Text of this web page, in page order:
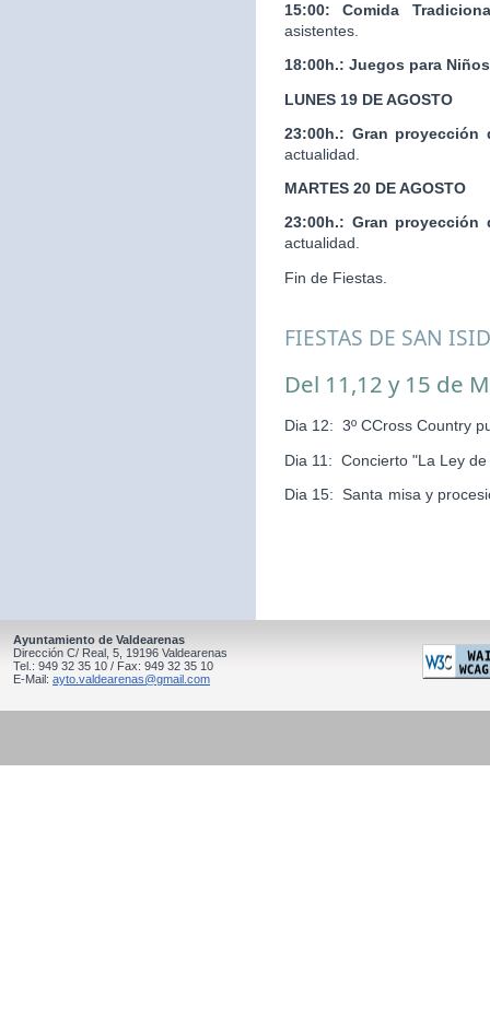
15:00: Comida
asistentes.
18:00h.: Juegos para Niños
LUNES 19 DE AGOSTO
23:00h.: Gran proyección
actualidad.
MARTES 20 DE AGOSTO
23:00h.: Gran proyección
actualidad.
Fin de Fiestas.
FIESTAS DE SAN
Del 11,12 y 15 de
Dia 12: 3º CCross Country
Dia 11: Concierto "La Ley
Dia 15: Santa misa y
Ayuntamiento de Valdearenas
Dirección C/ Real, 5, 19196 Valdearenas
Tel.: 949 32 35 10 / Fax: 949 32 35 10
E-Mail: ayto.valdearenas@gmail.com